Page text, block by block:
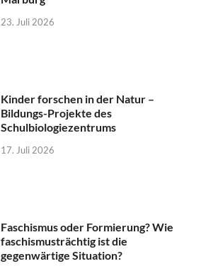
23. Juli 2026
Kinder forschen in der Natur –
Bildungs-Projekte des
Schulbiologiezentrums
17. Juli 2026
Faschismus oder Formierung? Wie
faschismusträchtig ist die
gegenwärtige Situation?